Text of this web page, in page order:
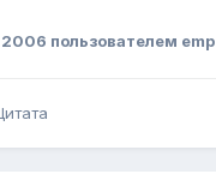
2006 пользователем emp